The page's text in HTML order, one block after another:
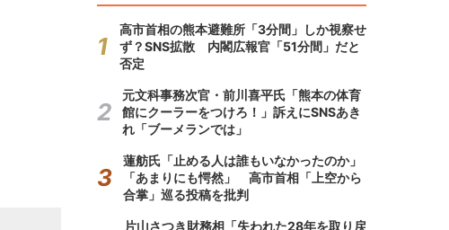
高市首相の熊本避難所「3分間」しか視察せ
ず？SNS拡散 内閣広報官「51分間」だと
否定
元文科事務次官・前川喜平氏「熊本の体育
館にクーラーをつけろ！」訴えにSNSあき
れ「ブーメランでは」
蓮舫氏「止める人は誰もいなかったのか」
「あまりにも愕然」 高市首相「上空から
合掌」巡る投稿を批判
片山さつき財務相「失われた28年を取り戻